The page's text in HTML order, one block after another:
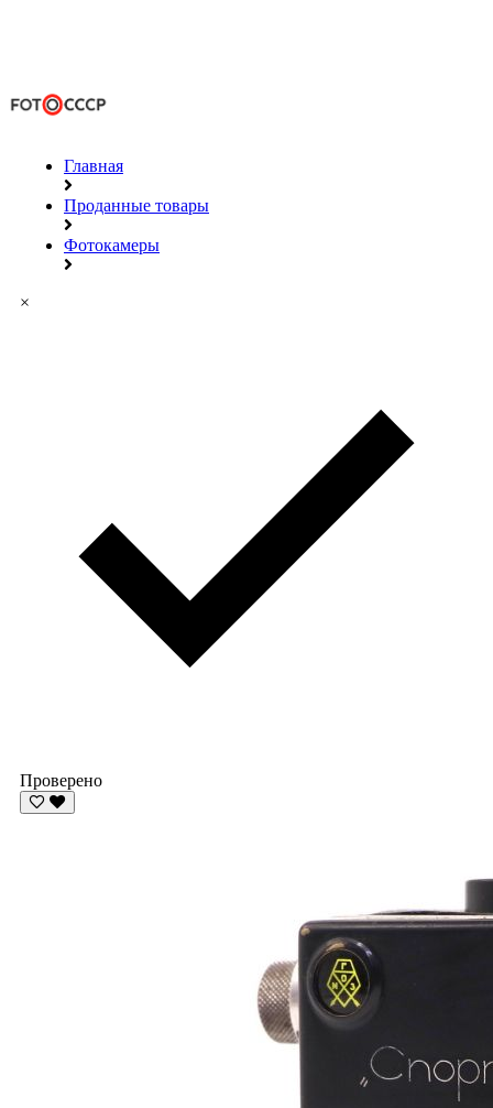
Главная
Проданные товары
Фотокамеры
×
Проверено